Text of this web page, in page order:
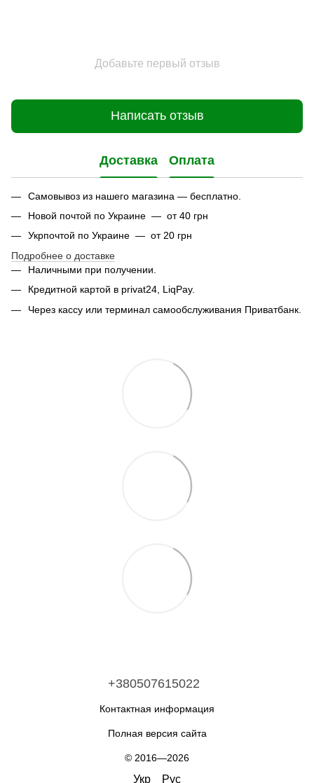
Добавьте первый отзыв
Написать отзыв
Доставка Оплата
Самовывоз из нашего магазина — бесплатно.
Новой почтой по Украине — от 40 грн
Укрпочтой по Украине — от 20 грн
Подробнее о доставке
Наличными при получении.
Кредитной картой в privat24, LiqPay.
Через кассу или терминал самообслуживания Приватбанк.
+380507615022
Контактная информация
Полная версия сайта
© 2016—2026
Укр Рус